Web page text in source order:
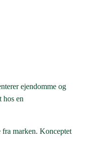
ejendomme og
hos en
marken. Konceptet